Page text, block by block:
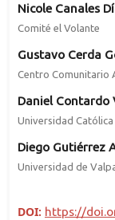
Nicole Canales
Comité el Volante
Gustavo Cerda
Centro Comunitario
Daniel Contardo
Universidad
Diego Gutiérrez
Universidad de
DOI: https://